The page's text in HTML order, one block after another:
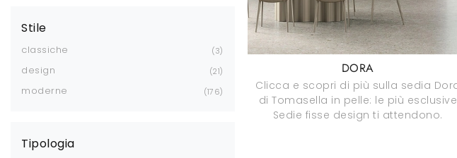
Stile
classiche 3
design 21
moderne 176
Tipologia
DORA
Clicca e scopri di più sulla sedia
di Tomasella in pelle: le più esclusive
Sedie fisse design ti attendono.